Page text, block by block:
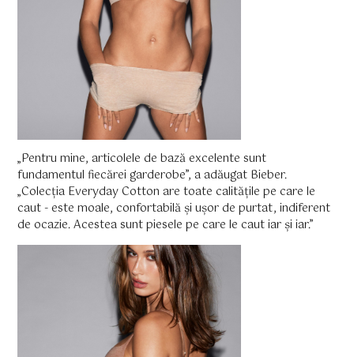
„Pentru mine, articolele de bază excelente sunt
fundamentul fiecărei garderobe”, a adăugat Bieber.
„Colecția Everyday Cotton are toate calitățile pe care le
caut - este moale, confortabilă și ușor de purtat, indiferent
de ocazie. Acestea sunt piesele pe care le caut iar și iar.”